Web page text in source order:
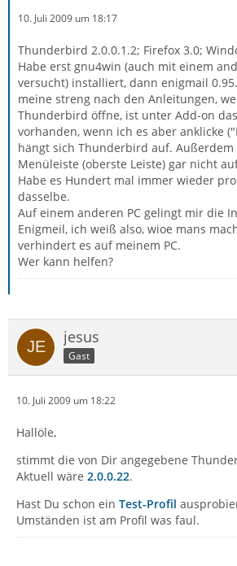
10. Juli 2009 um 18:17
Thunderbird 2.0.0.1.2; Firefox 3.0;
Habe erst gnu4win (auch mit einem
versucht) installiert, dann enigmail
meine streng nach den Anleitungen,
Thunderbird öffne, ist unter Add-on
vorhanden, wenn ich es aber anklicke
hängt sich Thunderbird auf. Außerdem
Menüleiste (oberste Leiste) gar nicht
Habe es Hundert mal immer wieder
dasselbe.
Auf einem anderen PC gelingt mir die
Enigmeil, ich weiß also, wioe mans
verhindert es auf meinem PC.
Wer kann helfen?
jesus
Gast
10. Juli 2009 um 18:22
Hallöle,
stimmt die von Dir angegebene
Aktuell wäre 2.0.0.22.
Hast Du schon ein Test-Profil
Umständen ist am Profil was faul.